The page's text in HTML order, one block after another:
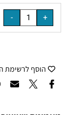
הוסף לרשימת